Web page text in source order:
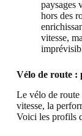
paysages
hors des
vitesse,
Vélo de route :
Le vélo de
vitesse, la
Voici les profils